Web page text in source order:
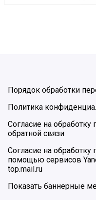
Порядок обработки
Политика
Согласие на
обратной связи
Согласие на
помощью сервисов
top.mail.ru
Показать баннерные